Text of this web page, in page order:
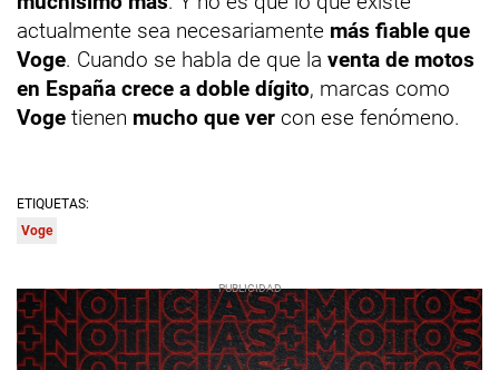
actualmente sea necesariamente más fiable que
Voge. Cuando se habla de que la venta de motos
en España crece a doble dígito, marcas como
Voge tienen mucho que ver con ese fenómeno.
ETIQUETAS:
Voge